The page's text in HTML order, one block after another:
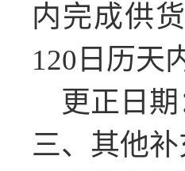
内完成供
120 日历天
更正日期
三、其他